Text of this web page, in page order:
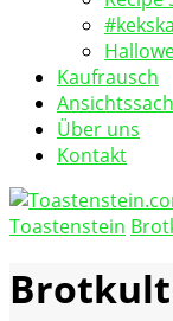
Kaufrausch
Über uns
Kontakt
Toastenstein